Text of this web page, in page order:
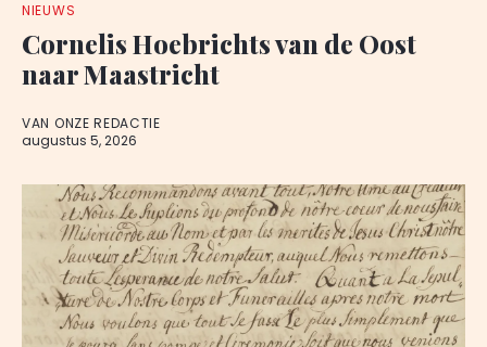
NIEUWS
Cornelis Hoebrichts van de Oost
naar Maastricht
VAN ONZE REDACTIE
augustus 5, 2026